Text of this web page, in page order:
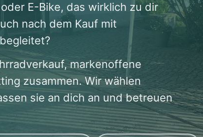
E-Bike, das wirklich zu dir
nach dem Kauf mit
markenoffene
zusammen. Wir wählen
sie an dich an und betreuen